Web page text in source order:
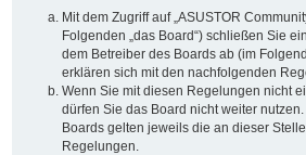
Mit dem Zugriff auf „ASUSTOR
Folgenden „das Board“) schließen Sie
dem Betreiber des Boards ab (im
erklären sich mit den nachfolgenden
Wenn Sie mit diesen Regelungen nicht
dürfen Sie das Board nicht weiter
Boards gelten jeweils die an dieser
Regelungen.